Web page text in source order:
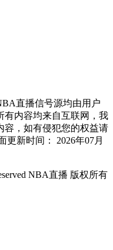
直播信号源均由用户
有内容均来自互联网，我
容，如有侵犯您的权益请
新时间： 2026年07月
NBA直播 版权所有